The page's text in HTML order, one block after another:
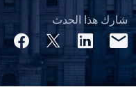
شارك هذا الحدث